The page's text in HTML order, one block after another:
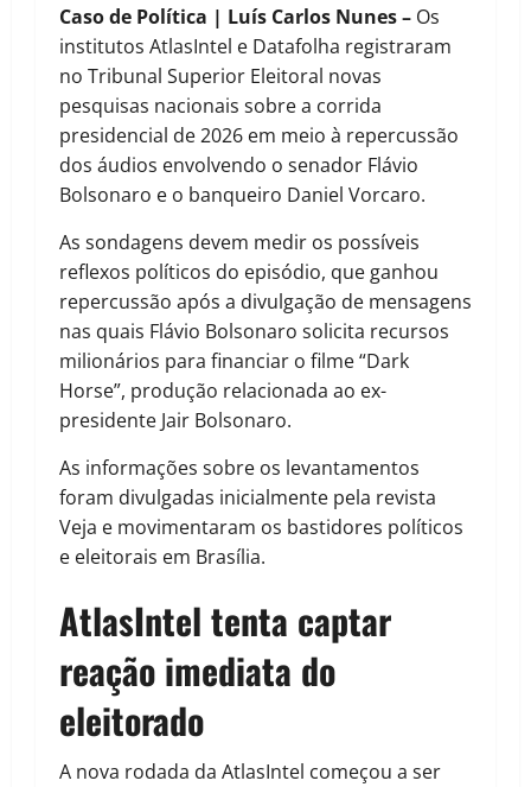
Caso de Política | Luís Carlos Nunes – Os
institutos AtlasIntel e Datafolha registraram
no Tribunal Superior Eleitoral novas
pesquisas nacionais sobre a corrida
presidencial de 2026 em meio à repercussão
dos áudios envolvendo o senador Flávio
Bolsonaro e o banqueiro Daniel Vorcaro.
As sondagens devem medir os possíveis
reflexos políticos do episódio, que ganhou
repercussão após a divulgação de mensagens
nas quais Flávio Bolsonaro solicita recursos
milionários para financiar o filme “Dark
Horse”, produção relacionada ao ex-
presidente Jair Bolsonaro.
As informações sobre os levantamentos
foram divulgadas inicialmente pela revista
Veja e movimentaram os bastidores políticos
e eleitorais em Brasília.
AtlasIntel tenta captar
reação imediata do
eleitorado
A nova rodada da AtlasIntel começou a ser